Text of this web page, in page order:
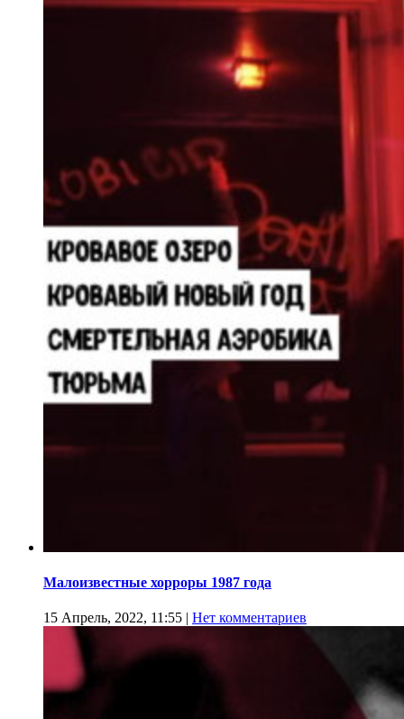
Малоизвестные хорроры 1987 года
15 Апрель, 2022, 11:55 | Нет комментариев